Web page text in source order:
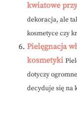
kwiatowe
dekoracja, ale
kosmetyce czy
Pielęgnacja
kosmetyki
dotyczy
decyduje się na